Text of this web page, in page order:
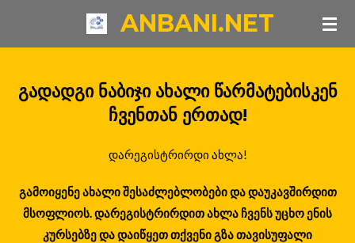
ANBANI.NET
გადადგი ნაბიჯი ახალი წარმატებისკენ
ჩვენთან ერთად!
დარეგისტრირდი ახლა!
გამოიყენე ახალი შესაძლებლობები და დაუკავშირდით
მსოფლიოს. დარეგისტრირდით ახლა ჩვენს უცხო ენის
კურსებზე და დაიწყეთ თქვენი გზა თავისუფალი